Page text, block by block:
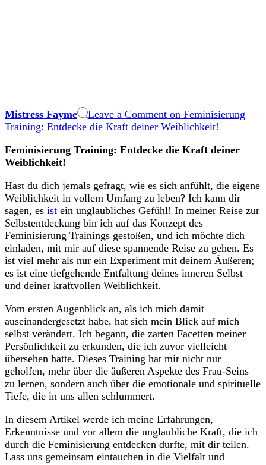
Mistress Fayme Leave a Commenton Feminisierung
Training: Entdecke die Kraft deiner Weiblichkeit!
Feminisierung Training: Entdecke ‍die Kraft deiner
Weiblichkeit!
Hast du dich jemals ‍gefragt,⁣ wie es sich anfühlt, die eigene
Weiblichkeit⁤ in ‌vollem Umfang zu leben?⁣ Ich kann dir⁢
sagen, es ist ein unglaubliches Gefühl! In meiner Reise zur
Selbstentdeckung bin⁢ ich​ auf‍ das Konzept‌ des⁤
Feminisierung Trainings gestoßen, und ‌ich möchte⁣ dich
einladen, mit⁢ mir auf diese spannende Reise zu ‍gehen. Es
ist viel ‍mehr als nur ein ​Experiment mit deinem Äußeren;
es ‍ist ⁤eine tiefgehende Entfaltung deines inneren Selbst​
und deiner kraftvollen Weiblichkeit.
Vom ersten‍ Augenblick an, als‌ ich‌ mich ‍damit
auseinandergesetzt habe, hat ​sich mein Blick‌ auf mich
selbst verändert. Ich begann,⁢ die​ zarten Facetten ​meiner
Persönlichkeit ⁢zu‍ erkunden,⁣ die ich zuvor vielleicht
übersehen hatte. Dieses​ Training hat‌ mir nicht‍ nur ​
geholfen, mehr ‍über ⁣die⁣ äußeren ‍Aspekte des Frau-Seins⁢
zu lernen, sondern auch über die emotionale und spirituelle
Tiefe, die in uns allen schlummert.
In diesem Artikel ‍werde ich meine Erfahrungen,
Erkenntnisse und‍ vor allem die unglaubliche‍ Kraft, die ich
durch die Feminisierung entdecken durfte, mit dir teilen.
Lass uns gemeinsam⁣ eintauchen in die Vielfalt⁢ und